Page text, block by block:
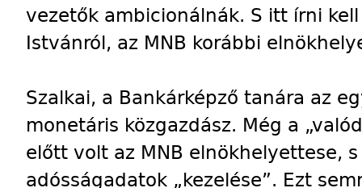
vezetők ambicionálnák. S itt írni
Istvánról, az MNB korábbi
Szalkai, a Bankárképző tanára az
monetáris közgazdász. Még a
előtt volt az MNB elnökhelyettese,
adósságadatok „kezelése”. Ezt